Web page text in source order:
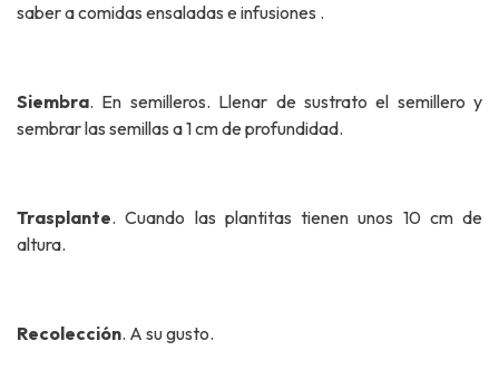
saber a comidas ensaladas e infusiones .
Siembra. En semilleros. Llenar de sustrato el semillero y
sembrar las semillas a 1 cm de profundidad.
Trasplante. Cuando las plantitas tienen unos 10 cm de
altura.
Recolección. A su gusto.